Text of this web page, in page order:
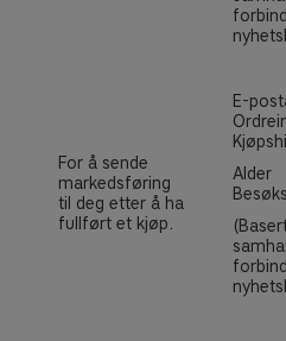
For å sende
markedsføring
til deg etter å ha
fullført et kjøp.
E-
Alder